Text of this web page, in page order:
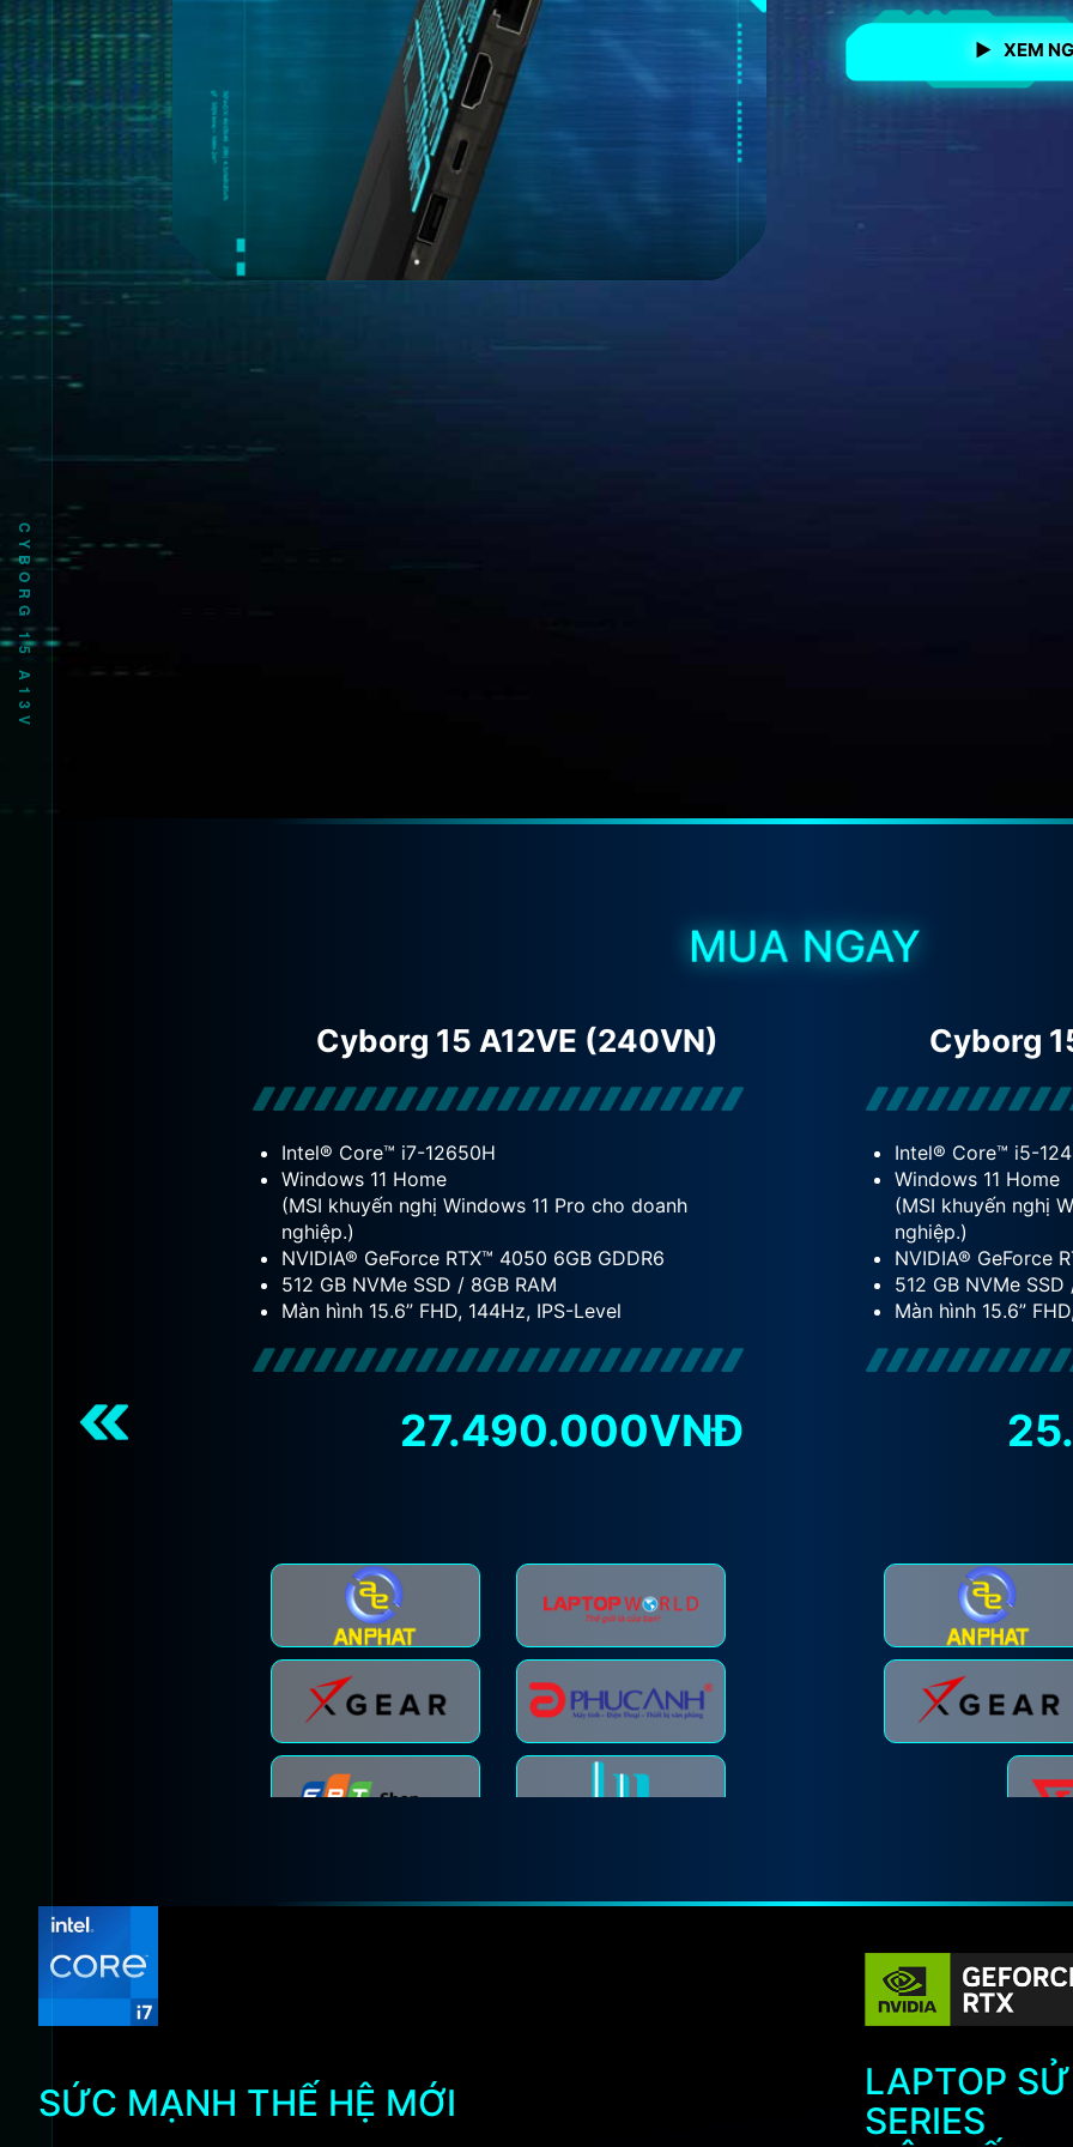
EVOR͔1 光15 五13T明買弱G
XEM
MUA NGAY
21.990.000VNĐ
Cyborg 15 A12VE (240VN)
Intel® Core™ i7-12650H
Windows 11 Home
(MSI khuyến nghị Windows 11 Pro cho doanh
nghiệp.)
NVIDIA® GeForce RTX™ 4050 6GB GDDR6
512 GB NVMe SSD / 8GB RAM
Màn hình 15.6” FHD, 144Hz, IPS-Level
27.490.000VNĐ
Cyborg
Intel® Core™ i5-
Windows 11 Home
(MSI khuyến nghị
nghiệp.)
NVIDIA® GeForce
512 GB NVMe SSD
Màn hình 15.6”
SỨC MẠNH THẾ HỆ MỚI
LAPTOP
SERIES